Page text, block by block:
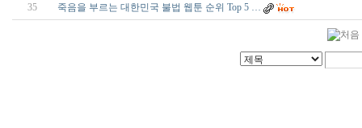
35 죽음을 부르는 대한민국 불법 웹툰 순위 Top 5 …